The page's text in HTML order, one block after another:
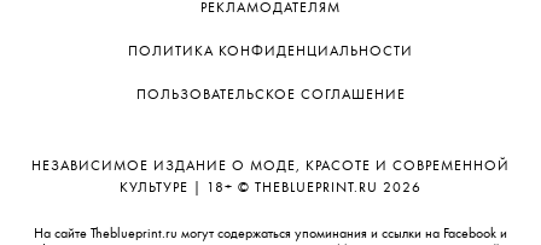
РЕКЛАМОДАТЕЛЯМ
ПОЛИТИКА КОНФИДЕНЦИАЛЬНОСТИ
ПОЛЬЗОВАТЕЛЬСКОЕ СОГЛАШЕНИЕ
НЕЗАВИСИМОЕ ИЗДАНИЕ О МОДЕ, КРАСОТЕ И СОВРЕМЕННОЙ
КУЛЬТУРЕ | 18+ © THEBLUEPRINT.RU 2026
На сайте Theblueprint.ru могут содержаться упоминания и ссылки на Facebook и